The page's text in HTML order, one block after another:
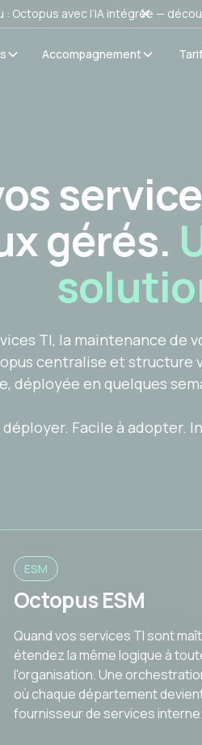
: Octopus avec l’IA intégrée —
Accompagnement
gérés.
TI, la maintenance de
centralise et structure
déployée en quelques
déployer. Facile à adopter.
ESM
Octopus ESM
Quand vos services TI sont
étendez la même logique à
l'organisation. Une
où chaque département
fournisseur de services interne.